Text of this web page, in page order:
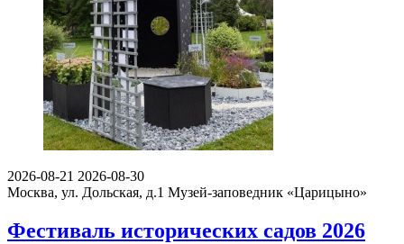
2026-08-21 2026-08-30
Москва, ул. Дольская, д.1 Музей-заповедник «Царицыно»
Фестиваль исторических садов 2026